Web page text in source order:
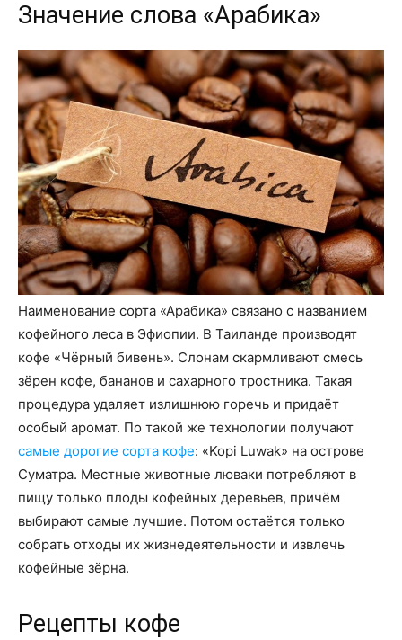
Значение слова «Арабика»
Наименование сорта «Арабика» связано с названием
кофейного леса в Эфиопии. В Таиланде производят
кофе «Чёрный бивень». Слонам скармливают смесь
зёрен кофе, бананов и сахарного тростника. Такая
процедура удаляет излишнюю горечь и придаёт
особый аромат. По такой же технологии получают
самые дорогие сорта кофе: «Kopi Luwak» на острове
Суматра. Местные животные люваки потребляют в
пищу только плоды кофейных деревьев, причём
выбирают самые лучшие. Потом остаётся только
собрать отходы их жизнедеятельности и извлечь
кофейные зёрна.
Рецепты кофе